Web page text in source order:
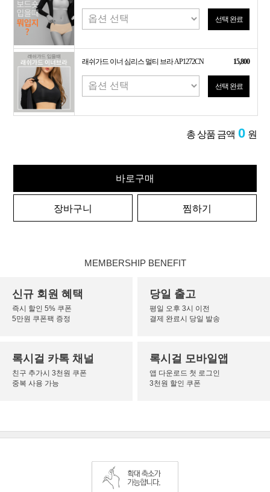
선택 완료
래쉬가드 이너 심리스 멀티 브라 AP1272CN 15,800
선택 완료
총 상품 금액 0 원
바로구매
장바구니 찜하기
MEMBERSHIP BENEFIT
신규 회원 혜택
즉시 할인 5% 쿠폰
5만원 쿠폰팩 증정
당일 출고
평일 오후 3시 이전
결제 완료시 당일 발송
록시걸 카톡 채널
친구 추가시 3천원 쿠폰
중복 사용 가능
록시걸 모바일앱
앱 다운로드 첫 로그인
3천원 할인 쿠폰